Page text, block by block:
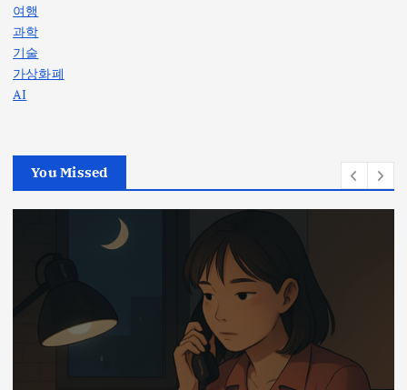
여행
과학
기술
가상화폐
AI
You Missed